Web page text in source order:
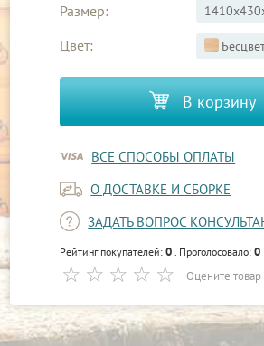
Размер:
Цвет:
В корзину
ВСЕ СПОСОБЫ ОПЛАТЫ
О ДОСТАВКЕ И СБОРКЕ
ЗАДАТЬ ВОПРОС
Рейтинг покупателей:0 . Проголосовало:0
Оцените товар